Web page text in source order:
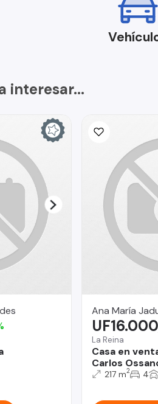
interesar...
Ana María
La Reina
Casa en
Carlos
217 m2 4